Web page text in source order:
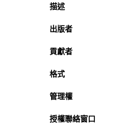
描述
出版者
貢獻者
格式
管理權
授權聯絡窗口